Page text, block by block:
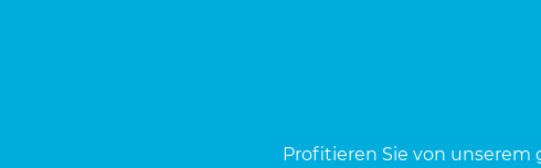
Pro­fi­tie­ren Sie von